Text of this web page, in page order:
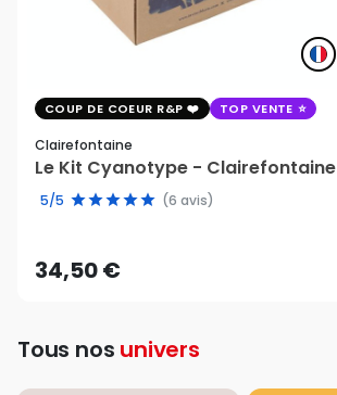
COUP DE COEUR R&P TOP VENTE
Clairefontaine
Le Kit Cyanotype - Clairefontaine
5/5 (6 avis)
34,50 €
Tous nos univers